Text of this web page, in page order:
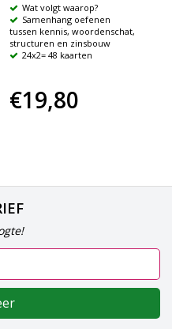
Wat volgt waarop?
Samenhang oefenen
tussen kennis, woordenschat,
structuren en zinsbouw
24x2= 48 kaarten
€19,80